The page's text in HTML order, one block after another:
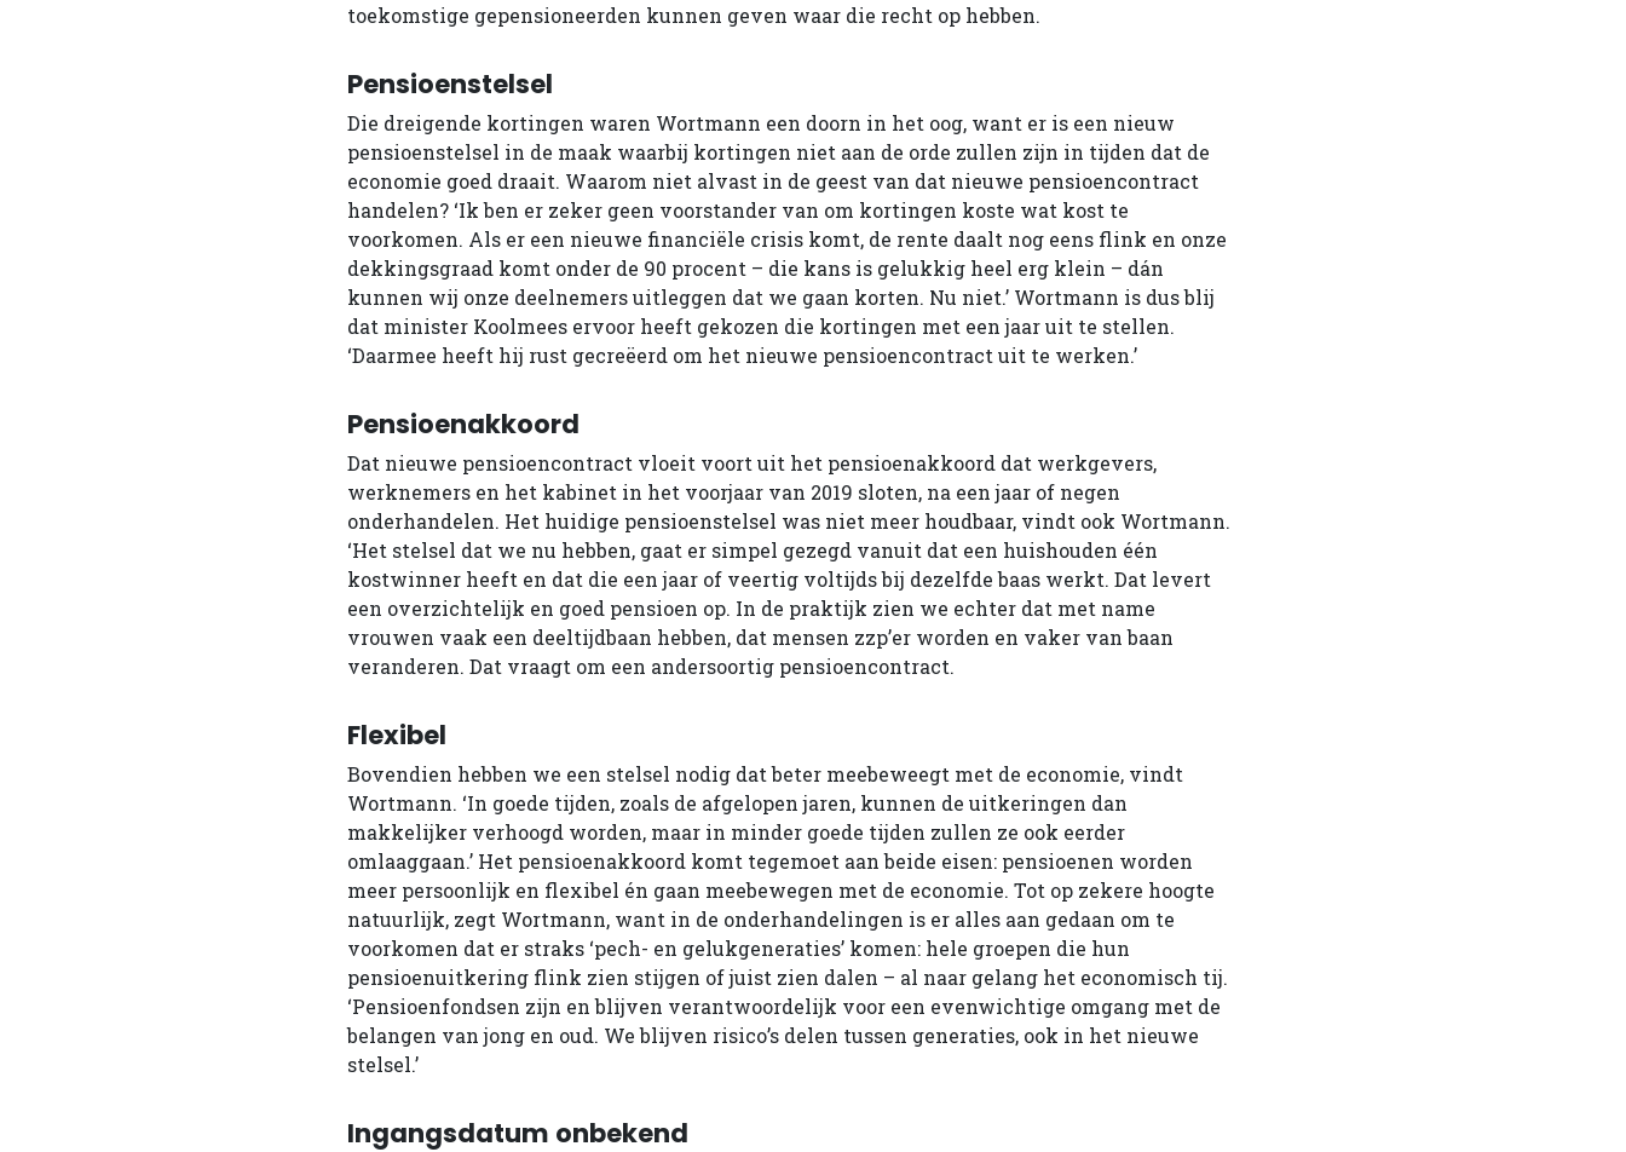
toekomstige gepensioneerden kunnen geven waar die recht op hebben.
Pensioenstelsel
Die dreigende kortingen waren Wortmann een doorn in het oog, want er is een nieuw
pensioenstelsel in de maak waarbij kortingen niet aan de orde zullen zijn in tijden dat de
economie goed draait. Waarom niet alvast in de geest van dat nieuwe pensioencontract
handelen? ‘Ik ben er zeker geen voorstander van om kortingen koste wat kost te
voorkomen. Als er een nieuwe financiële crisis komt, de rente daalt nog eens flink en onze
dekkingsgraad komt onder de 90 procent – die kans is gelukkig heel erg klein – dán
kunnen wij onze deelnemers uitleggen dat we gaan korten. Nu niet.’ Wortmann is dus blij
dat minister Koolmees ervoor heeft gekozen die kortingen met een jaar uit te stellen.
‘Daarmee heeft hij rust gecreëerd om het nieuwe pensioencontract uit te werken.’
Pensioenakkoord
Dat nieuwe pensioencontract vloeit voort uit het pensioenakkoord dat werkgevers,
werknemers en het kabinet in het voorjaar van 2019 sloten, na een jaar of negen
onderhandelen. Het huidige pensioenstelsel was niet meer houdbaar, vindt ook Wortmann.
‘Het stelsel dat we nu hebben, gaat er simpel gezegd vanuit dat een huishouden één
kostwinner heeft en dat die een jaar of veertig voltijds bij dezelfde baas werkt. Dat levert
een overzichtelijk en goed pensioen op. In de praktijk zien we echter dat met name
vrouwen vaak een deeltijdbaan hebben, dat mensen zzp’er worden en vaker van baan
veranderen. Dat vraagt om een andersoortig pensioencontract.
Flexibel
Bovendien hebben we een stelsel nodig dat beter meebeweegt met de economie, vindt
Wortmann. ‘In goede tijden, zoals de afgelopen jaren, kunnen de uitkeringen dan
makkelijker verhoogd worden, maar in minder goede tijden zullen ze ook eerder
omlaaggaan.’ Het pensioenakkoord komt tegemoet aan beide eisen: pensioenen worden
meer persoonlijk en flexibel én gaan meebewegen met de economie. Tot op zekere hoogte
natuurlijk, zegt Wortmann, want in de onderhandelingen is er alles aan gedaan om te
voorkomen dat er straks ‘pech- en gelukgeneraties’ komen: hele groepen die hun
pensioenuitkering flink zien stijgen of juist zien dalen – al naar gelang het economisch tij.
‘Pensioenfondsen zijn en blijven verantwoordelijk voor een evenwichtige omgang met de
belangen van jong en oud. We blijven risico’s delen tussen generaties, ook in het nieuwe
stelsel.’
Ingangsdatum onbekend